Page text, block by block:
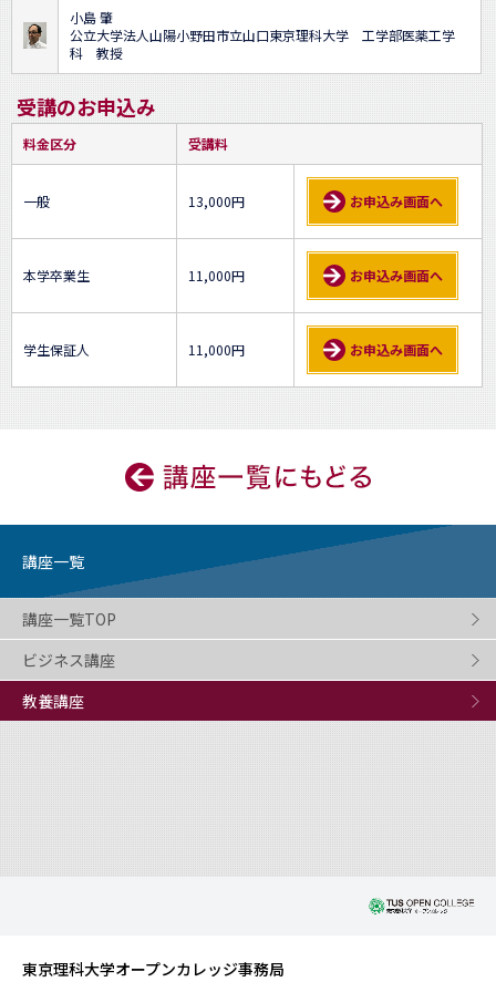
小島 肇
公立大学法人山陽小野田市立山口東京理科大学 工学部医薬工学
科 教授
受講のお申込み
料金区分 受講料
一般 13,000円 お申込み画面へ
本学卒業生 11,000円 お申込み画面へ
学生保証人 11,000円 お申込み画面へ
講座一覧
講座一覧TOP
ビジネス講座
教養講座
東京理科大学オープンカレッジ事務局